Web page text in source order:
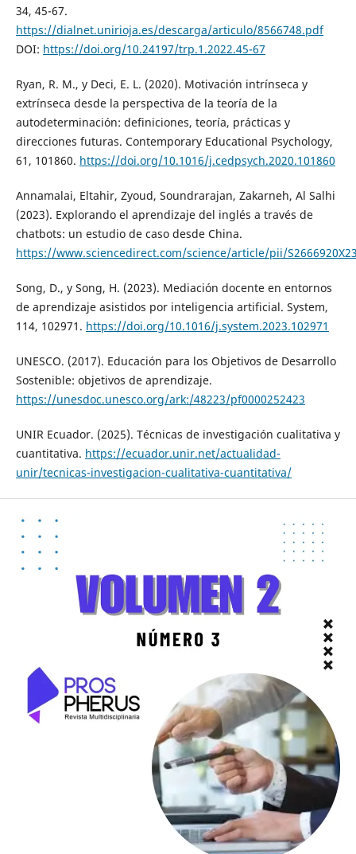
34, 45-67.
https://dialnet.unirioja.es/descarga/articulo/8566748.pdf
DOI: https://doi.org/10.24197/trp.1.2022.45-67
Ryan, R. M., y Deci, E. L. (2020). Motivación intrínseca y
extrínseca desde la perspectiva de la teoría de la
autodeterminación: definiciones, teoría, prácticas y
direcciones futuras. Contemporary Educational Psychology,
61, 101860. https://doi.org/10.1016/j.cedpsych.2020.101860
Annamalai, Eltahir, Zyoud, Soundrarajan, Zakarneh, Al Salhi
(2023). Explorando el aprendizaje del inglés a través de
chatbots: un estudio de caso desde China.
https://www.sciencedirect.com/science/article/pii/
Song, D., y Song, H. (2023). Mediación docente en entornos
de aprendizaje asistidos por inteligencia artificial. System,
114, 102971. https://doi.org/10.1016/j.system.2023.102971
UNESCO. (2017). Educación para los Objetivos de Desarrollo
Sostenible: objetivos de aprendizaje.
https://unesdoc.unesco.org/ark:/48223/pf0000252423
UNIR Ecuador. (2025). Técnicas de investigación cualitativa y
cuantitativa. https://ecuador.unir.net/actualidad-
unir/tecnicas-investigacion-cualitativa-cuantitativa/